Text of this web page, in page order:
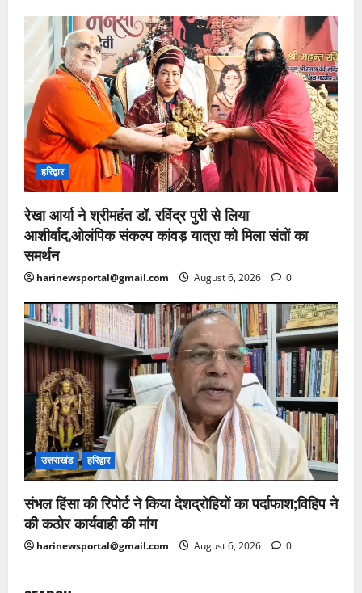
हरिद्वार
रेखा आर्या ने श्रीमहंत डॉ. रविंद्र पुरी से लिया
आशीर्वाद,ओलंपिक संकल्प कांवड़ यात्रा को मिला संतों का
समर्थन
harinewsportal@gmail.com August 6, 2026 0
उत्तराखंड हरिद्वार
संभल हिंसा की रिपोर्ट ने किया देशद्रोहियों का पर्दाफाश;विहिप ने
की कठोर कार्यवाही की मांग
harinewsportal@gmail.com August 6, 2026 0